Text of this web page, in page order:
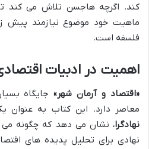
کند. اگرچه هاجسن تلاش می کند
ماهیت خود موضوع نیازمند پیش
فلسفه است.
اهمیت در ادبیات
«اقتصاد و آرمان شهر»جایگاه
معاصر دارد. این کتاب به عنوان
نهادگرا، نشان می دهد که چگونه می
نهادی برای تحلیل پدیده های